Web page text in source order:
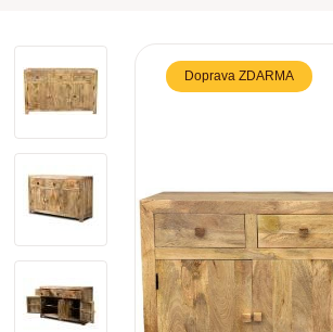
Doprava ZDARMA